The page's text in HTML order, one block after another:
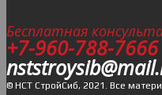
Бесплатная
+7-960-788-7666
© НСТ СтройСиб, 2021. Все